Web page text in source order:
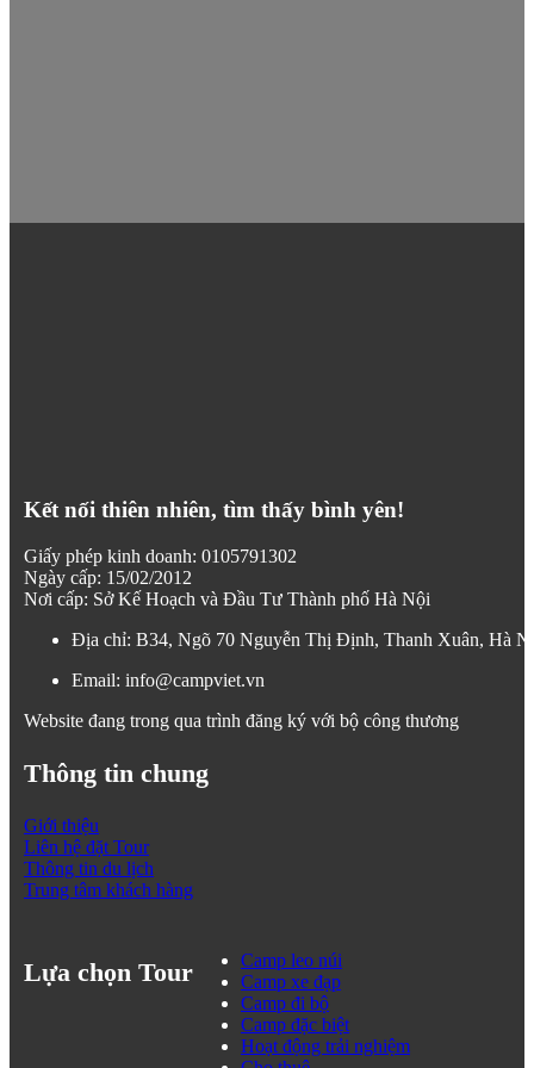
Kết nối thiên nhiên, tìm thấy bình yên!
Giấy phép kinh doanh: 0105791302
Ngày cấp: 15/02/2012
Nơi cấp: Sở Kế Hoạch và Đầu Tư Thành phố Hà Nội
Địa chỉ: B34, Ngõ 70 Nguyễn Thị Định, Thanh Xuân, Hà
Email: info@campviet.vn
Website đang trong qua trình đăng ký với bộ công thương
Thông tin chung
Giới thiệu
Liên hệ đặt Tour
Thông tin du lịch
Trung tâm khách hàng
Lựa chọn Tour
Camp leo núi
Camp xe đạp
Camp đi bộ
Camp đặc biệt
Hoạt động trải nghiệm